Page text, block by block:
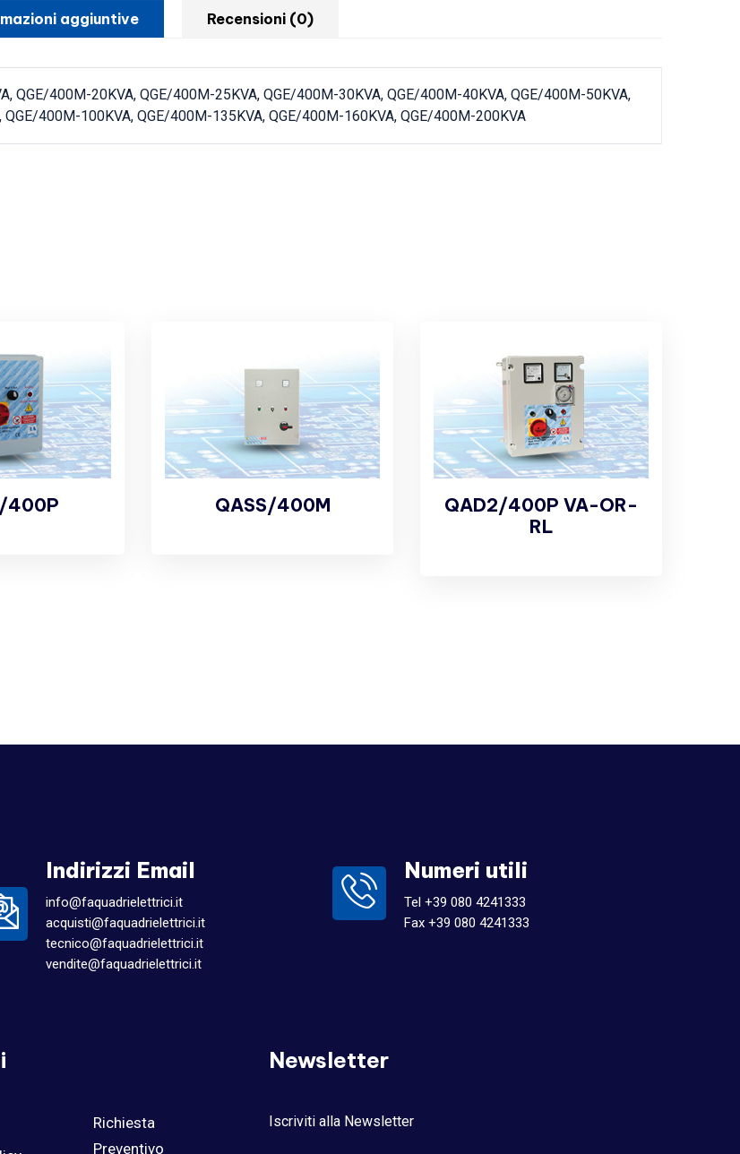
aggiuntive Recensioni (0)
QGE/400M-20KVA, QGE/400M-25KVA, QGE/400M-30KVA, QGE/400M-40KVA, QGE/400M-50KVA,
400M-100KVA, QGE/400M-135KVA, QGE/400M-160KVA, QGE/400M-200KVA
400P QASS/400M
QAD2/400P VA-OR-
RL
Indirizzi Email
info@faquadrielettrici.it
acquisti@faquadrielettrici.it
tecnico@faquadrielettrici.it
vendite@faquadrielettrici.it
Numeri utili
Tel +39 080 4241333
Fax +39 080 4241333
Richiesta
Preventivo
Newsletter
Iscriviti alla Newsletter